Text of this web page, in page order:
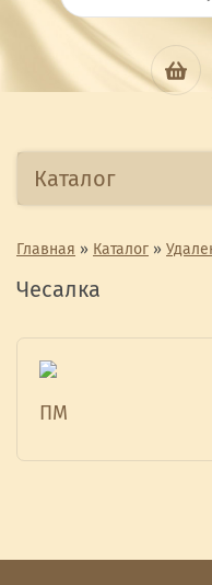
Каталог
Главная » Каталог »
Чесалка
ПМ